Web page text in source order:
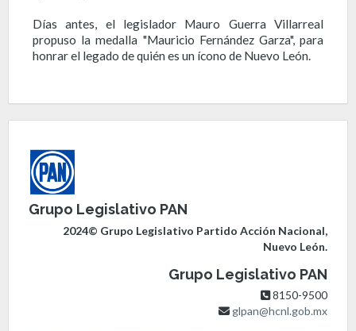
Días antes, el legislador Mauro Guerra Villarreal
propuso la medalla "Mauricio Fernández Garza", para
honrar el legado de quién es un ícono de Nuevo León.
Grupo Legislativo PAN
2024© Grupo Legislativo Partido Acción Nacional,
Nuevo León.
Grupo Legislativo PAN
8150-9500
glpan@hcnl.gob.mx